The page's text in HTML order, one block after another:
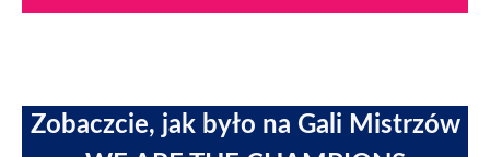
Zobaczcie, jak było na Gali Mistrzów